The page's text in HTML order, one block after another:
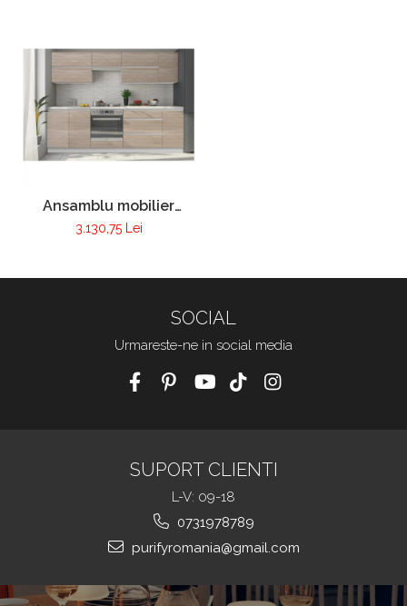
Ansamblu mobilier
bucatarie LINE
3.130,75 Lei
SOCIAL
Urmareste-ne in social media
SUPORT CLIENTI
L-V: 09-18
0731978789
purifyromania@gmail.com